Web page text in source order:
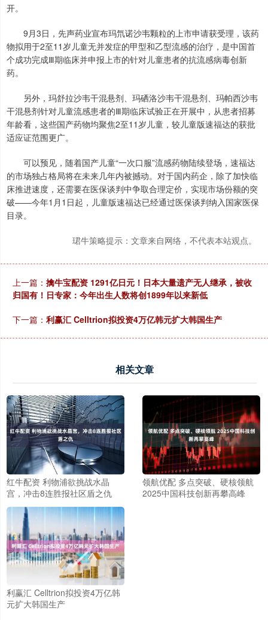
开。
9月3日，先声药业宣布玛氘诺沙韦颗粒的上市申请获受理，该药
物拟用于2至11岁儿童无并发症的甲型和乙型流感的治疗，是中国首
个成功完成Ⅲ期临床并申报上市的针对儿童患者的抗流感病毒创新
药。
另外，玛舒拉沙韦干混悬剂、玛硒洛沙韦干混悬剂、玛帕西沙韦
干混悬剂针对儿童流感患者的Ⅲ期临床试验正在开展中，从患者招募
年龄看，这些国产药物均聚焦2至11岁儿童，较儿童版速福达的获批
适应证范围更广。
可以预见，随着国产儿童“一次口服”流感药物陆续登场，速福达
的市场独占格局将在未来几年内被撼动。对于国内药企，除了加快临
床推进速度，还需要在医保谈判中争取合理定价，实现市场份额的突
破——今年1月1日起，儿童版速福达已经通过医保谈判纳入国家医保
目录。
珺牛策略提示：文章来自网络，不代表本站观点。
上一篇： 擒牛宝配资 1291亿日元！日本大量遗产无人继承，被收
归国有！日专家：今年出生人数将创1899年以来新低
下一篇： 利赢汇 Celltrion拟投资4万亿韩元扩大韩国生产
相关文章
红牛配资 利物浦欲挑战水晶
宫，冲击8连胜报社区盾之仇
领航优配 多点突破、硬核领航
2025中国科技创新再攀高峰
利赢汇 Celltrion拟投资4万亿韩
元扩大韩国生产